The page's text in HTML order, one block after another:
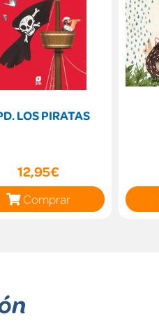
LOS PIRATAS
12,95€
Comprar